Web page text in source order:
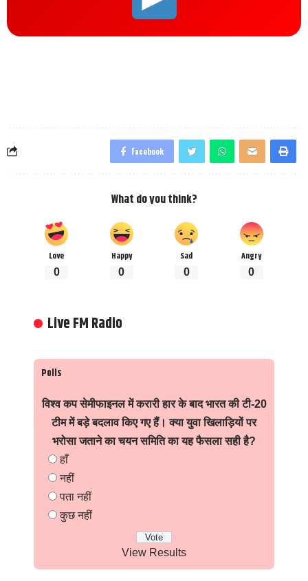
Facebook
What do you think?
Love
0
Happy
0
Sad
0
Angry
0
Live FM Radio
Polls
विश्व कप सेमीफाइनल में करारी हार के बाद भारत की टी-20
टीम में बड़े बदलाव किए गए हैं। क्या युवा खिलाड़ियों पर
भरोसा जताने का चयन समिति का यह फैसला सही है?
हाँ
नहीं
पता नहीं
कुछ नहीं
View Results